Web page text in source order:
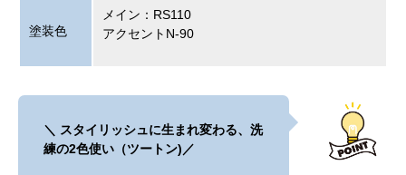
塗装色
メイン：RS110
アクセントN-90
＼ スタイリッシュに生まれ変わる、洗
練の2色使い（ツートン) ／